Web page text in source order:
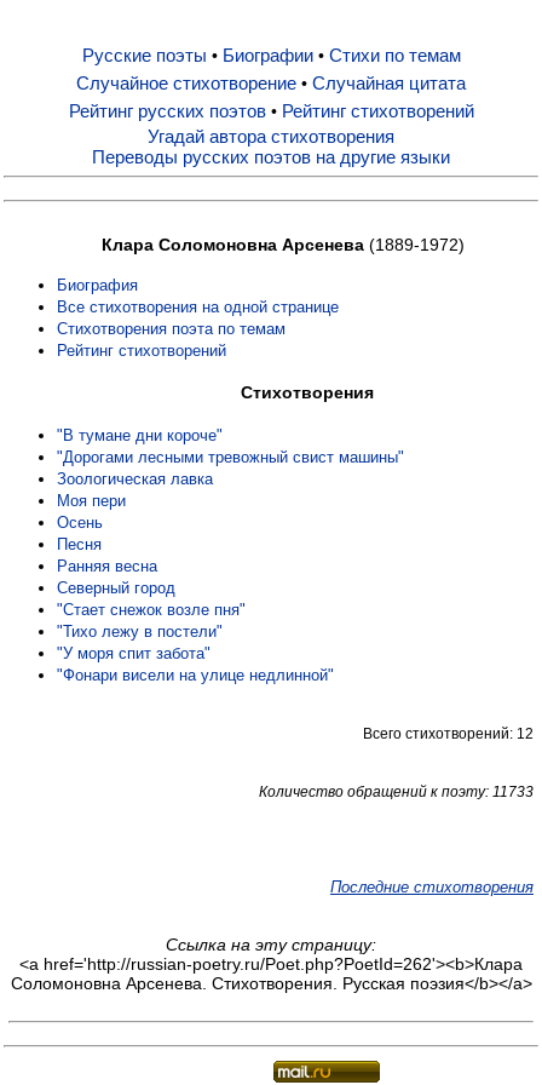
Русские поэты
Биографии
Стихи по темам
Случайное стихотворение
Случайная цитата
Рейтинг русских поэтов
Рейтинг стихотворений
Русские поэты • Биографии• Стихи по темам
Случайное стихотворение • Случайная цитата
Рейтинг русских поэтов• Рейтинг стихотворений
Угадай автора стихотворения
Переводы русских поэтов на другие языки
Клара Соломоновна Арсенева (1889-1972)
Биография
Все стихотворения на одной странице
Стихотворения поэта по темам
Рейтинг стихотворений
Стихотворения
"В тумане дни короче"
"Дорогами лесными тревожный свист машины"
Зоологическая лавка
Моя пери
Осень
Песня
Ранняя весна
Северный город
"Стает снежок возле пня"
"Тихо лежу в постели"
"У моря спит забота"
"Фонари висели на улице недлинной"
Всего стихотворений: 12
Количество обращений к поэту: 11733
Последние стихотворения
Ссылка на эту страницу:
<a href='http://russian-poetry.ru/Poet.php?PoetId=262'><b>Клара
Соломоновна Арсенева. Стихотворения. Русская поэзия</b></a>